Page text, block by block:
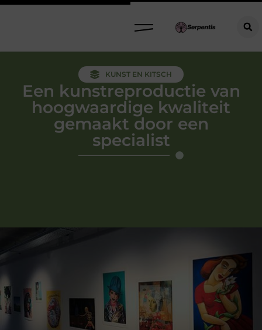
KUNST EN KITSCH
Een kunstreproductie van
hoogwaardige kwaliteit
gemaakt door een
specialist